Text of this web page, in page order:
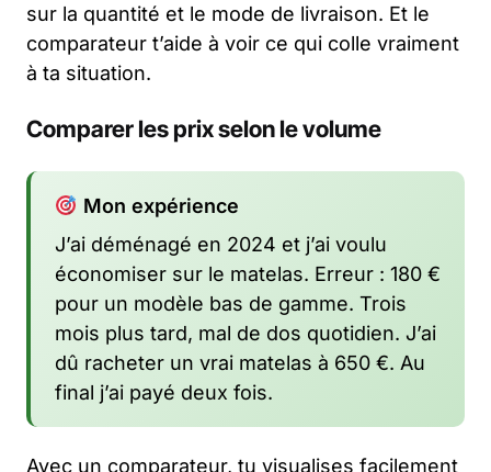
sur la quantité et le mode de livraison. Et le
comparateur t’aide à voir ce qui colle vraiment
à ta situation.
Comparer les prix selon le volume
Mon expérience
J’ai déménagé en 2024 et j’ai voulu
économiser sur le matelas. Erreur : 180 €
pour un modèle bas de gamme. Trois
mois plus tard, mal de dos quotidien. J’ai
dû racheter un vrai matelas à 650 €. Au
final j’ai payé deux fois.
Avec un comparateur, tu visualises facilement